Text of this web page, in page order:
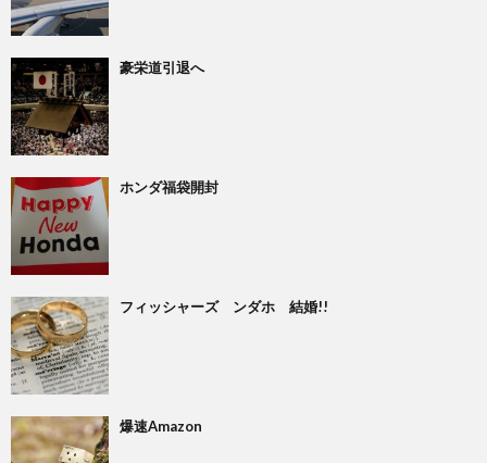
豪栄道引退へ
ホンダ福袋開封
フィッシャーズ ンダホ 結婚!!
爆速Amazon